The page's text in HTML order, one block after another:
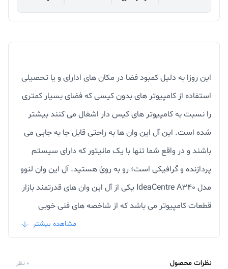
این روزا به دلیل کمبود فضا در مکان های ادارای و یا تحصیلی
استفاده از کامپیوتر های بدون کیسی که فضای بسیار کمتری
را نسبت به کامپیوتر های کیس دار اشغال می کنند بیشتر
شده است. این آل این وان ها به راحتی قابل جا به جایی می
باشند و در واقع شما تنها با یک مانیتور که دارای سیستم
پردازنده و گرافیکی است؛ رو به روئ هستید. آل این وان لنوو
مدل IdeaCentre A340 یکی از آل این وان های قدرتمند بازار
قطعات کامپیوتر می باشد که از شاخصه های فنی خوبی
برخوردار است که از جمله شاخصه های مهم این محصول می
گرافیک AMD Radeon 530 اشاره کرد. این کارت گرافیک از
مشاهده بیشتر
نظرات محصول 0 نظر